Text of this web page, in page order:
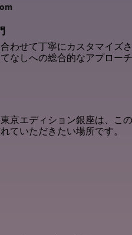
わせて丁寧にカスタマイズ
なしへの総合的なアプロー
京エディション銀座は、こ
ていただきたい場所です。